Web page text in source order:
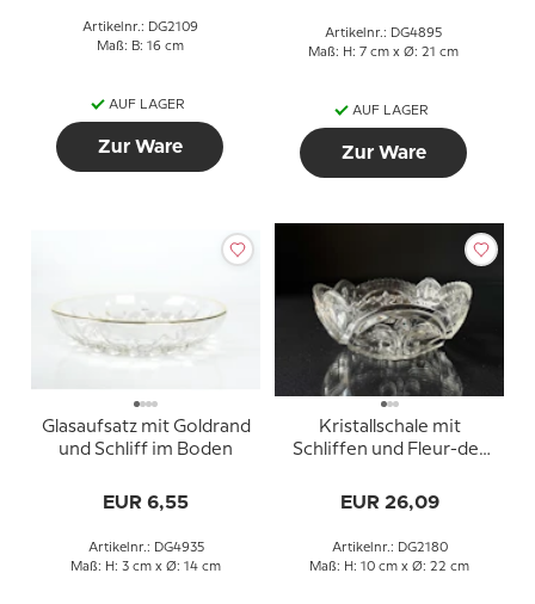
Artikelnr.: DG2109
Maß: B: 16 cm
AUF LAGER
Zur Ware
Artikelnr.: DG4895
Maß: H: 7 cm x Ø: 21 cm
AUF LAGER
Zur Ware
Glasaufsatz mit Goldrand
und Schliff im Boden
EUR 6,55
Artikelnr.: DG4935
Maß: H: 3 cm x Ø: 14 cm
Kristallschale mit
Schliffen und Fleur-de-
EUR 26,09
Artikelnr.: DG2180
Maß: H: 10 cm x Ø: 22 cm